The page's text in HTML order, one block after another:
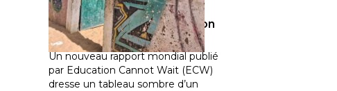
climatiques et des
déplacements de population
11 juillet 2026 -National
Un nouveau rapport mondial publié
par Education Cannot Wait (ECW)
dresse un tableau sombre d’un